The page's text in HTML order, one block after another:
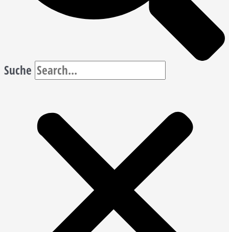
Suche